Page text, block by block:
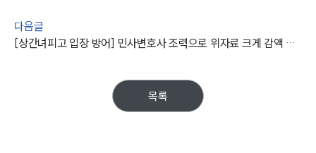
법률정보
법률지식인
고객후기
다음글
[상간녀피고 입장 방어] 민사변호사 조력으로 위자료 크게 감액 성공
목록